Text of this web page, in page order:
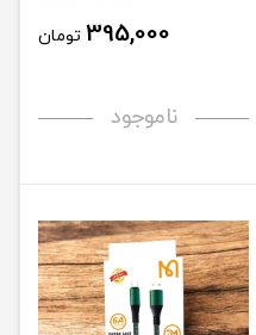
395,000 تومان
ناموجود